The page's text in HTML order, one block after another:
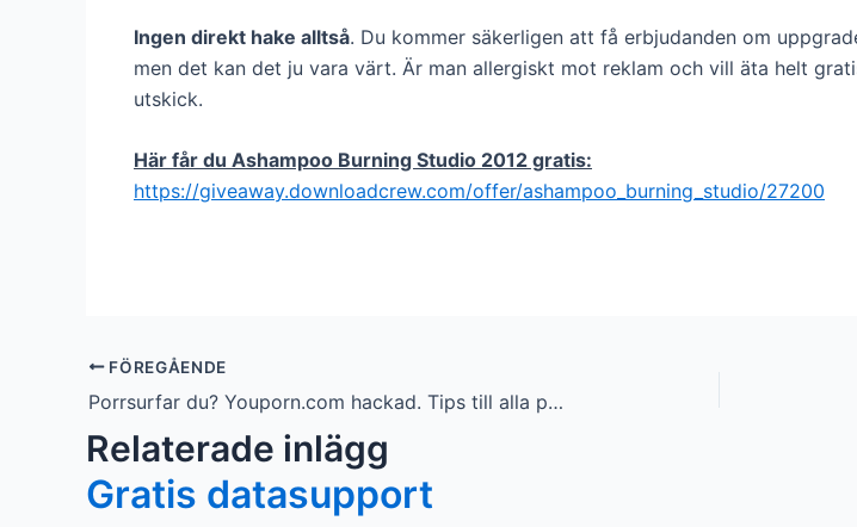
Ingen direkt hake alltså. Du kommer säkerligen att få erbjudanden om
men det kan det ju vara värt. Är man allergiskt mot reklam och vill äta helt
utskick.
Här får du Ashampoo Burning Studio 2012 gratis:
https://giveaway.downloadcrew.com/offer/ashampoo_burning_studio/27200
FÖREGÅENDE
Porrsurfar du? Youporn.com hackad. Tips till alla porrsurfare.
Relaterade inlägg
Gratis datasupport